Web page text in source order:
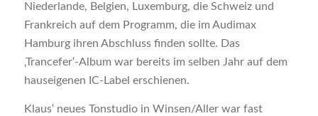
Niederlande, Belgien, Luxemburg, die Schweiz und
Frankreich auf dem Programm, die im Audimax
Hamburg ihren Abschluss finden sollte. Das
‚Trancefer‘-Album war bereits im selben Jahr auf dem
hauseigenen IC-Label erschienen.
Klaus‘ neues Tonstudio in Winsen/Aller war fast